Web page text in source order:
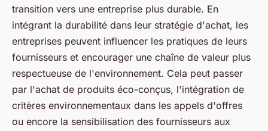
transition vers une entreprise plus durable. En
intégrant la durabilité dans leur stratégie d'achat, les
entreprises peuvent influencer les pratiques de leurs
fournisseurs et encourager une chaîne de valeur plus
respectueuse de l'environnement. Cela peut passer
par l'achat de produits éco-conçus, l'intégration de
critères environnementaux dans les appels d'offres
ou encore la sensibilisation des fournisseurs aux